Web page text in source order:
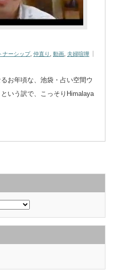
ナーシップ, 仲直り 動画 夫婦喧嘩
お年頃な、池袋・占い空間ウ
いう訳で、こっそりHimalaya